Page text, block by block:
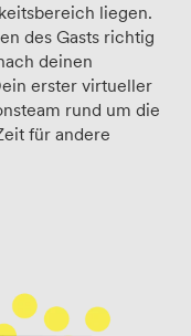
liegen.
des Gasts richtig
deinen
erster virtueller
rund um die
für andere